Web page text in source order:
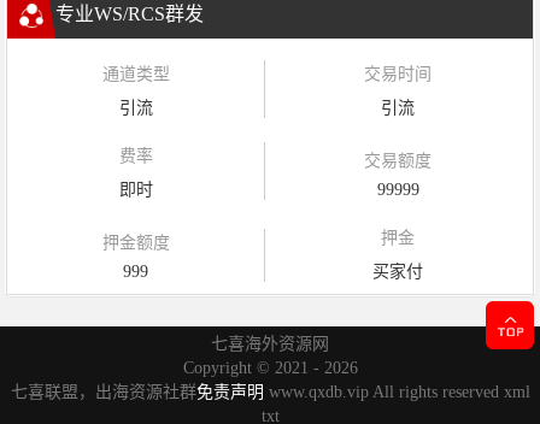
专业WS/RCS群发
通道类型
引流
交易时间
引流
费率
即时
交易额度
99999
押金额度
999
押金
买家付
七喜海外资源网
Copyright © 2021 - 2026
七喜联盟，出海资源社群免责声明 www.qxdb.vip All rights reserved xml
txt